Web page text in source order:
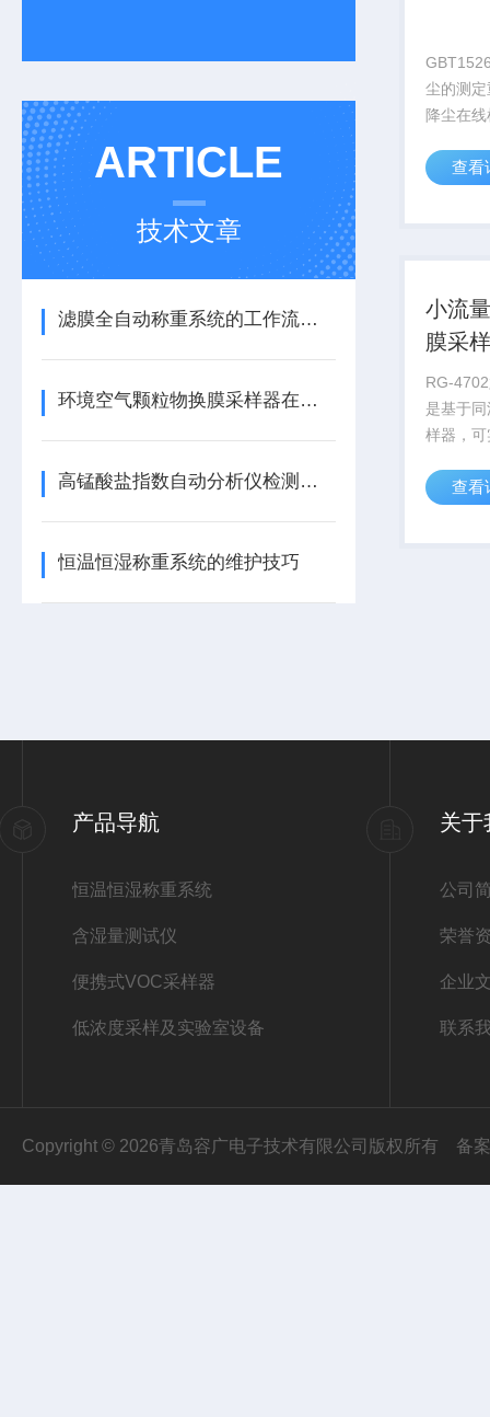
ARTICLE
技术文章
滤膜全自动称重系统的工作流程介绍
环境空气颗粒物换膜采样器在使用中出现故障怎么处理？
高锰酸盐指数自动分析仪检测原理与应用要点全解析
恒温恒湿称重系统的维护技巧
尘的测
降尘在
瓶，坩
台，温
查看
小流
膜采
RG-
是基于
样器，
采集大
物浓度
查看
产品导航
恒温恒湿称重系统
含湿量测试仪
便携式VOC采样器
低浓度采样及实验室设备
关于
公司
荣誉
企业
联系
Copyright © 2026青岛容广电子技术有限公司版权所有 备